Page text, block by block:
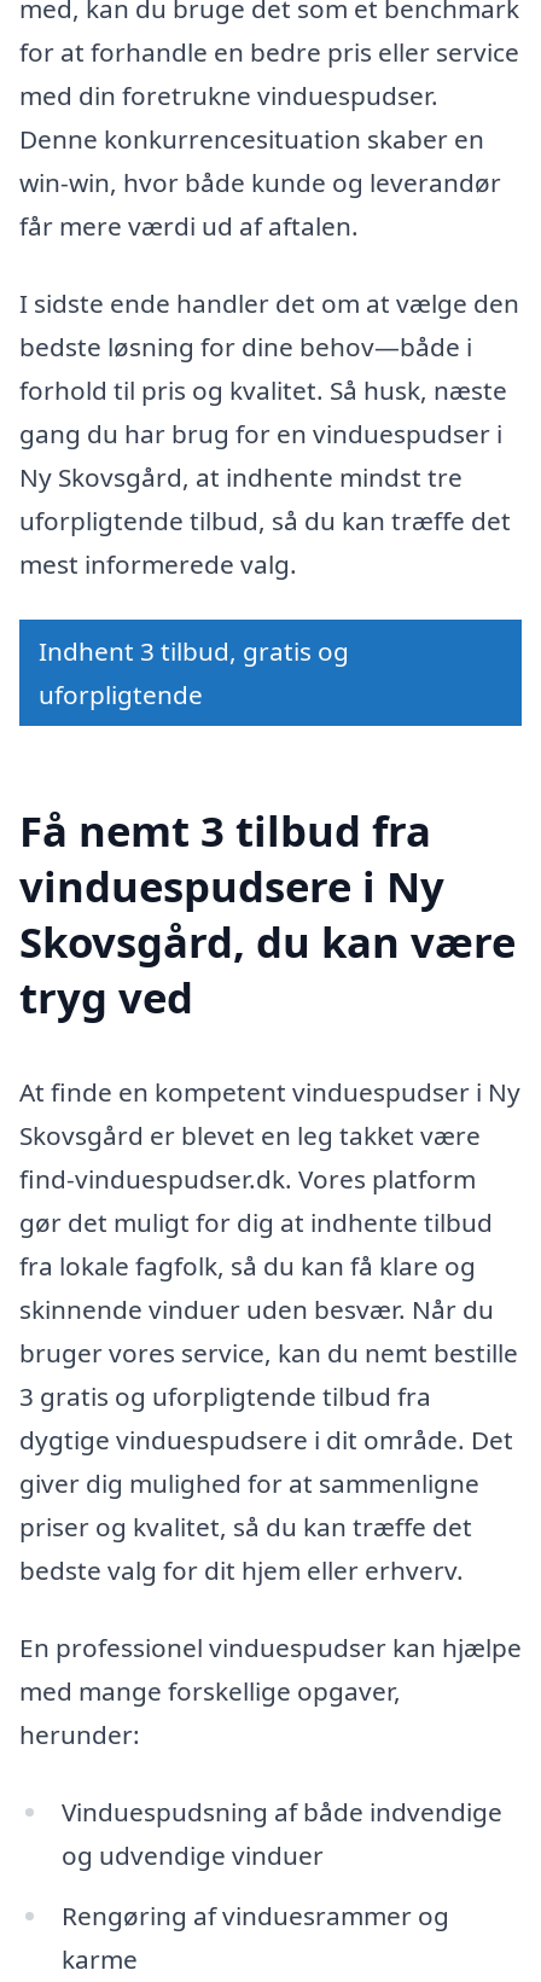
med, kan du bruge det som et benchmark
for at forhandle en bedre pris eller service
med din foretrukne vinduespudser.
Denne konkurrencesituation skaber en
win-win, hvor både kunde og leverandør
får mere værdi ud af aftalen.
I sidste ende handler det om at vælge den
bedste løsning for dine behov—både i
forhold til pris og kvalitet. Så husk, næste
gang du har brug for en vinduespudser i
Ny Skovsgård, at indhente mindst tre
uforpligtende tilbud, så du kan træffe det
mest informerede valg.
Indhent 3 tilbud, gratis og
uforpligtende
Få nemt 3 tilbud fra
vinduespudsere i Ny
Skovsgård, du kan være
tryg ved
At finde en kompetent vinduespudser i Ny
Skovsgård er blevet en leg takket være
find-vinduespudser.dk. Vores platform
gør det muligt for dig at indhente tilbud
fra lokale fagfolk, så du kan få klare og
skinnende vinduer uden besvær. Når du
bruger vores service, kan du nemt bestille
3 gratis og uforpligtende tilbud fra
dygtige vinduespudsere i dit område. Det
giver dig mulighed for at sammenligne
priser og kvalitet, så du kan træffe det
bedste valg for dit hjem eller erhverv.
En professionel vinduespudser kan hjælpe
med mange forskellige opgaver,
herunder:
Vinduespudsning af både indvendige
og udvendige vinduer
Rengøring af vinduesrammer og
karme